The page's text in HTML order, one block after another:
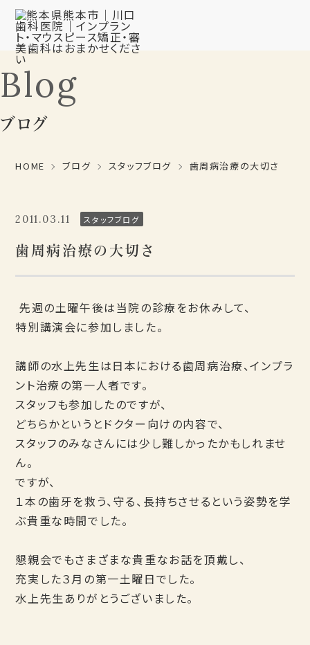
Blog
ブログ
HOME ブログ スタッフブログ 歯周病治療の大切さ
2011.03.11 スタッフブログ
歯周病治療の大切さ
先週の土曜午後は当院の診療をお休みして、
特別講演会に参加しました。
講師の水上先生は日本における歯周病治療、インプラ
ント治療の第一人者です。
スタッフも参加したのですが、
どちらかというとドクター向けの内容で、
スタッフのみなさんには少し難しかったかもしれませ
ん。
ですが、
１本の歯牙を救う、守る、長持ちさせるという姿勢を学
ぶ貴重な時間でした。
懇親会でもさまざまな貴重なお話を頂戴し、
充実した３月の第一土曜日でした。
水上先生ありがとうございました。